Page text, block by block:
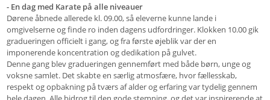
- En dag med Karate på alle niveauer
Dørene åbnede allerede kl. 09.00, så eleverne kunne lande i
omgivelserne og finde ro inden dagens udfordringer. Klokken 10.00 gik
gradueringen officielt i gang, og fra første øjeblik var der en
imponerende koncentration og dedikation på gulvet.
Denne gang blev gradueringen gennemført med både børn, unge og
voksne samlet. Det skabte en særlig atmosfære, hvor fællesskab,
respekt og opbakning på tværs af alder og erfaring var tydelig gennem